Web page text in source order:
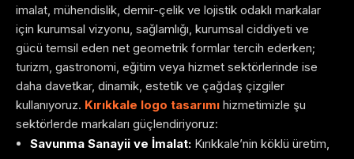
imalat, mühendislik, demir-çelik ve lojistik odaklı markalar
için kurumsal vizyonu, sağlamlığı, kurumsal ciddiyeti ve
gücü temsil eden net geometrik formlar tercih ederken;
turizm, gastronomi, eğitim veya hizmet sektörlerinde ise
daha davetkar, dinamik, estetik ve çağdaş çizgiler
kullanıyoruz. Kırıkkale logo tasarımı hizmetimizle şu
sektörlerde markaları güçlendiriyoruz:
Savunma Sanayii ve İmalat: Kırıkkale’nin köklü üretim,